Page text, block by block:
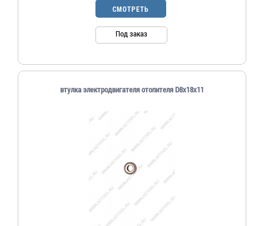
СМОТРЕТЬ
Под заказ
втулка электродвигателя отопителя D8х18х11